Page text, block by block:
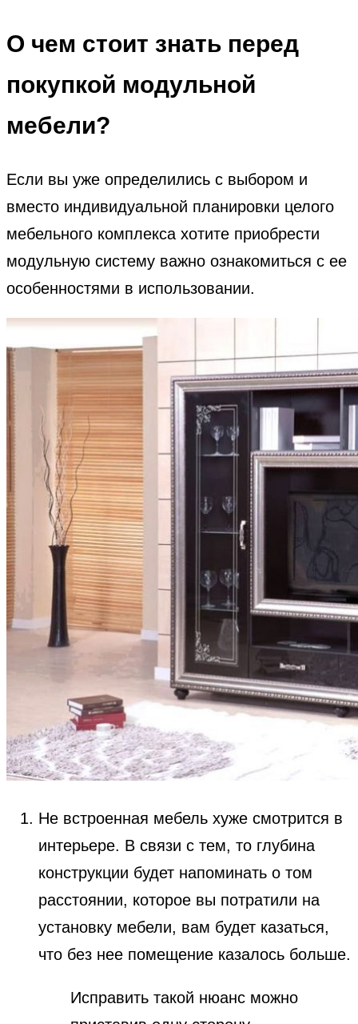
О чем стоит знать перед
покупкой модульной
мебели?
Если вы уже определились с выбором и
вместо индивидуальной планировки целого
мебельного комплекса хотите приобрести
модульную систему важно ознакомиться с ее
особенностями в использовании.
Не встроенная мебель хуже смотрится в
интерьере. В связи с тем, то глубина
конструкции будет напоминать о том
расстоянии, которое вы потратили на
установку мебели, вам будет казаться,
что без нее помещение казалось больше.
Исправить такой нюанс можно